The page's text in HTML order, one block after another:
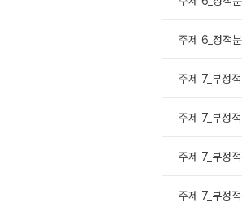
주제 6_정적
주제 7_부정
주제 7_부정
주제 7_부정
주제 7_부정